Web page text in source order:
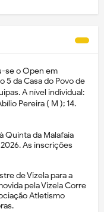
se o Open em
5 da Casa do Povo de
A nível individual:
Pereira ( M ); 14.
Quinta da Malafaia
As inscrições
de Vizela para a
pela Vizela Corre
Atletismo